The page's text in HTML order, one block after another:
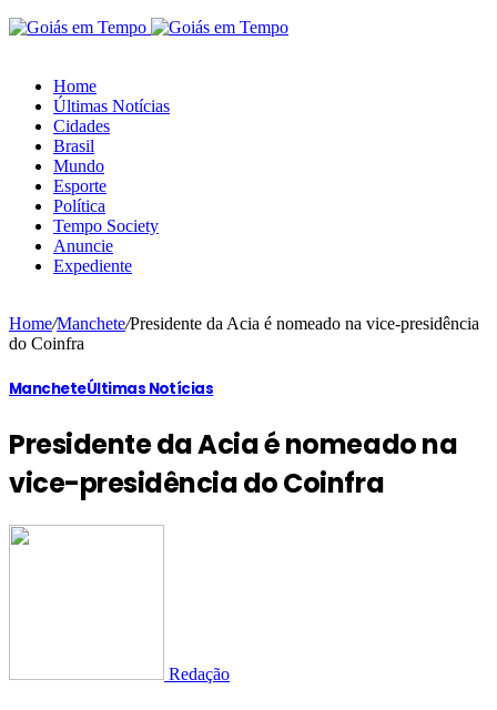
Home
Últimas Notícias
Cidades
Brasil
Mundo
Esporte
Política
Tempo Society
Anuncie
Expediente
Home/Manchete/Presidente da Acia é nomeado na vice-presidência
do Coinfra
MancheteÚltimas Notícias
Presidente da Acia é nomeado na
vice-presidência do Coinfra
Redação